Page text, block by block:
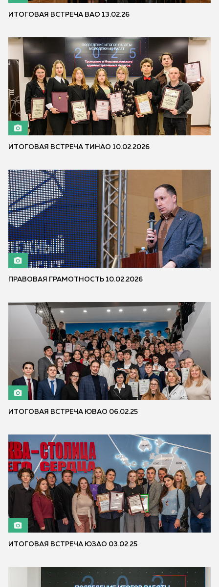
ИТОГОВАЯ ВСТРЕЧА ВАО 13.02.26
ИТОГОВАЯ ВСТРЕЧА ТИНАО 10.02.2026
ПРАВОВАЯ ГРАМОТНОСТЬ 10.02.2026
ИТОГОВАЯ ВСТРЕЧА ЮВАО 06.02.25
ИТОГОВАЯ ВСТРЕЧА ЮЗАО 03.02.25